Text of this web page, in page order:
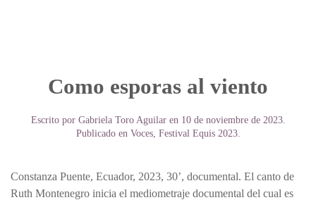
Como esporas al viento
Escrito por Gabriela Toro Aguilaren 10 de noviembre de 2023.
Publicado en Voces, Festival Equis 2023.
Constanza Puente, Ecuador, 2023, 30’, documental. El canto de
Ruth Montenegro inicia el mediometraje documental del cual es